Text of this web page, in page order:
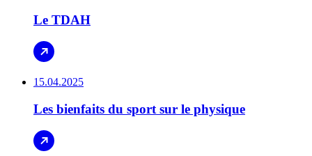
Le TDAH
15.04.2025
Les bienfaits du sport sur le physique